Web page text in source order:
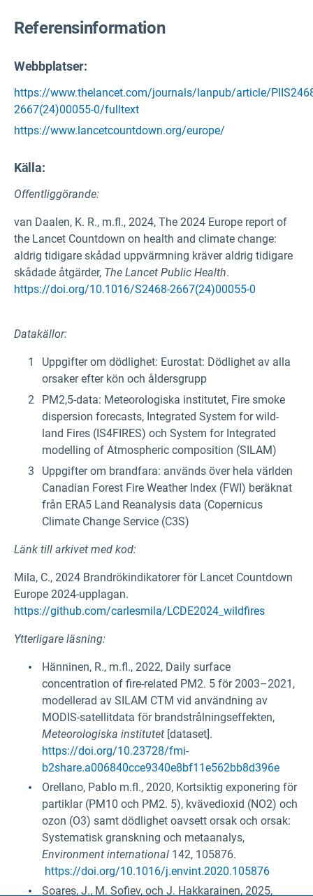
Referensinformation
Webbplatser:
https://www.thelancet.com/journals/lanpub/article/
2667(24)00055-0/fulltext
https://www.lancetcountdown.org/europe/
Källa:
Offentliggörande:
van Daalen, K. R., m.fl., 2024, The 2024 Europe report of
the Lancet Countdown on health and climate change:
aldrig tidigare skådad uppvärmning kräver aldrig tidigare
skådade åtgärder, The Lancet Public Health.
https://doi.org/10.1016/S2468-2667(24)00055-0
Datakällor:
Uppgifter om dödlighet: Eurostat: Dödlighet av alla
orsaker efter kön och åldersgrupp
PM2,5-data: Meteorologiska institutet, Fire smoke
dispersion forecasts, Integrated System for wild-
land Fires (IS4FIRES) och System for Integrated
modelling of Atmospheric composition (SILAM)
Uppgifter om brandfara: används över hela världen
Canadian Forest Fire Weather Index (FWI) beräknat
från ERA5 Land Reanalysis data (Copernicus
Climate Change Service (C3S)
Länk till arkivet med kod:
Mila, C., 2024 Brandrökindikatorer för Lancet Countdown
Europe 2024-upplagan.
https://github.com/carlesmila/LCDE2024_wildfires
Ytterligare läsning:
Hänninen, R., m.fl., 2022, Daily surface
concentration of fire-related PM2. 5 för 2003–2021,
modellerad av SILAM CTM vid användning av
MODIS-satellitdata för brandstrålningseffekten,
Meteorologiska institutet [dataset].
https://doi.org/10.23728/fmi-
b2share.a006840cce9340e8bf11e562bb8d396e
Orellano, Pablo m.fl., 2020, Kortsiktig exponering för
partiklar (PM10 och PM2. 5), kvävedioxid (NO2) och
ozon (O3) samt dödlighet oavsett orsak och orsak:
Systematisk granskning och metaanalys,
Environment international 142, 105876.
https://doi.org/10.1016/j.envint.2020.105876
Soares, J., M. Sofiev, och J. Hakkarainen, 2025,